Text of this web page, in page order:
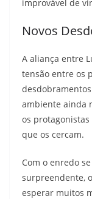
improvável de
Novos
A aliança entre
tensão entre os
ambiente ainda
os
que os cercam.
Com o enredo
surpreendente,
esperar muitos